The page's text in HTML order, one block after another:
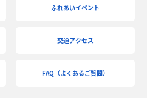
ふれあいイベント
交通アクセス
FAQ（よくあるご質問）